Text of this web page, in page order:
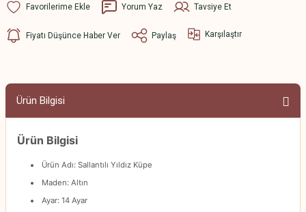
Yorum Yaz Tavsiye Et
Fiyatı Düşünce Haber Ver Paylaş Karşılaştır
Ürün Bilgisi
Ürün Bilgisi
Ürün Adı: Sallantılı Yıldız Küpe
Maden: Altın
Ayar: 14 Ayar